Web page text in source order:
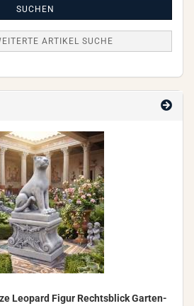
SUCHEN
ARTIKEL SUCHE
Leo­pard Figur Rechts­blick Gar­ten­